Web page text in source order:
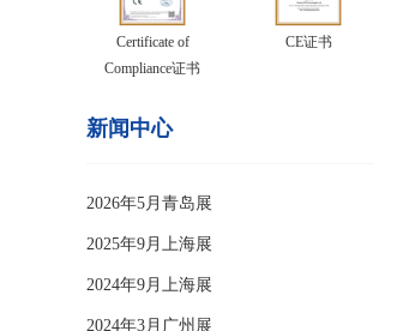
Certificate of
Compliance证书
CE证书
新闻中心
2026年5月青岛展
2025年9月上海展
2024年9月上海展
2024年3月广州展